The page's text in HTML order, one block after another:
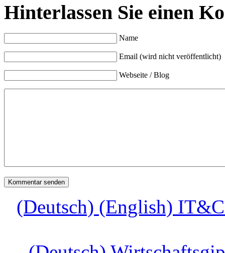
Hinterlassen Sie einen
Name
Email (wird nicht veröffentlicht)
Webseite / Blog
(Deutsch) (English)